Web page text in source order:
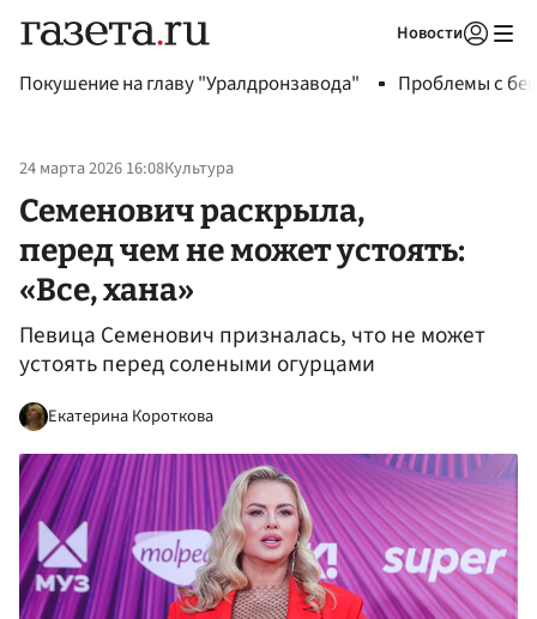
Новости
Покушение на главу "Уралдронзавода" Проблемы с
24 марта 2026 16:08Культура
Семенович раскрыла,
перед чем не может устоять:
«Все, хана»
Певица Семенович призналась, что не может
устоять перед солеными огурцами
Екатерина Короткова